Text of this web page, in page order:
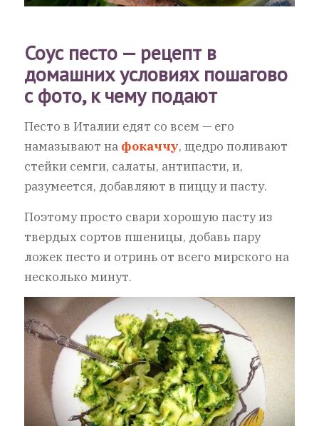
Соус песто — рецепт в
домашних условиях пошагово
с фото, к чему подают
Песто в Италии едят со всем — его
намазывают на фокаччу, щедро поливают
стейки семги, салаты, антипасти, и,
разумеется, добавляют в пиццу и пасту.
Поэтому просто свари хорошую пасту из
твердых сортов пшеницы, добавь пару
ложек песто и отринь от всего мирского на
несколько минут.